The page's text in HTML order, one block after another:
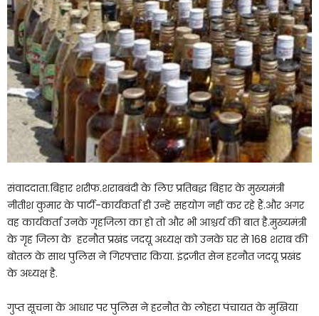
संवाददाता.बिहार शरीफ.शराबबंदी के लिए प्रतिबद्ध बिहार के मुख्यमंत्री
नीतीश कुमार के पार्टी-कार्यकर्ता ही उन्हें सहयोग नहीं कर रहे हैं.और अगर
वह कार्यकर्ता उनके गृहजिला का हो तो और भी आश्चर्य की बात है.मुख्यमंत्री
के गृह जिला के हरनौत प्रखंड जदयू अध्यक्ष को उनके घर से 168 शराब की
बोतल के साथ पुलिस ने गिरफ्तार किया. इंद्रजीत सेन हरनौत जदयू प्रखंड
के अध्यक्ष है.
गुप्त सूचना के आधार पर पुलिस ने हरनौत के लोहरा पंचायत के मुखिया